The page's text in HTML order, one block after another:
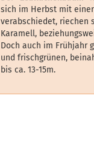
sich im Herbst mit
verabschiedet, riechen
Karamell,
Doch auch im Frühjahr
und frischgrünen,
bis ca. 13-15m.